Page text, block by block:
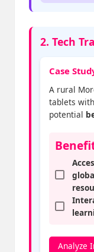
2. Tech
Case
A rural
tablets
potential
Analyze